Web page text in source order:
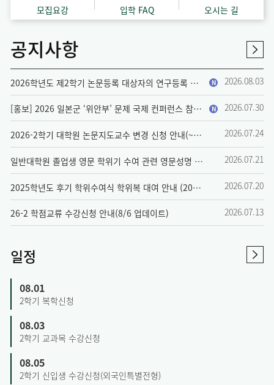
모집요강 입학 FAQ 오시는 길
공지사항
2026학년도 제2학기 논문등록 대상자의 연구등록 전환 신청 안내 N 2026.08.03
[홍보] 2026 일본군 ‘위안부’ 문제 국제 컨퍼런스 참여팀 모집 N 2026.07.30
2026-2학기 대학원 논문지도교수 변경 신청 안내(~8/26) 2026.07.24
일반대학원 졸업생 영문 학위기 수여 관련 영문성명 확인 및 변경 안내 2026.07.21
2025학년도 후기 학위수여식 학위복 대여 안내 (2026. 8월 졸업) 2026.07.20
26-2 학점교류 수강신청 안내(8/6 업데이트) 2026.07.13
일정
08.01
2학기 복학신청
08.03
2학기 교과목 수강신청
08.05
2학기 신입생 수강신청(외국인특별전형)